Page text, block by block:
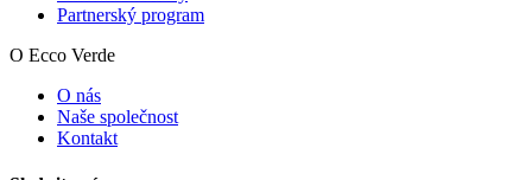
Partnerský program
O Ecco Verde
O nás
Naše společnost
Kontakt